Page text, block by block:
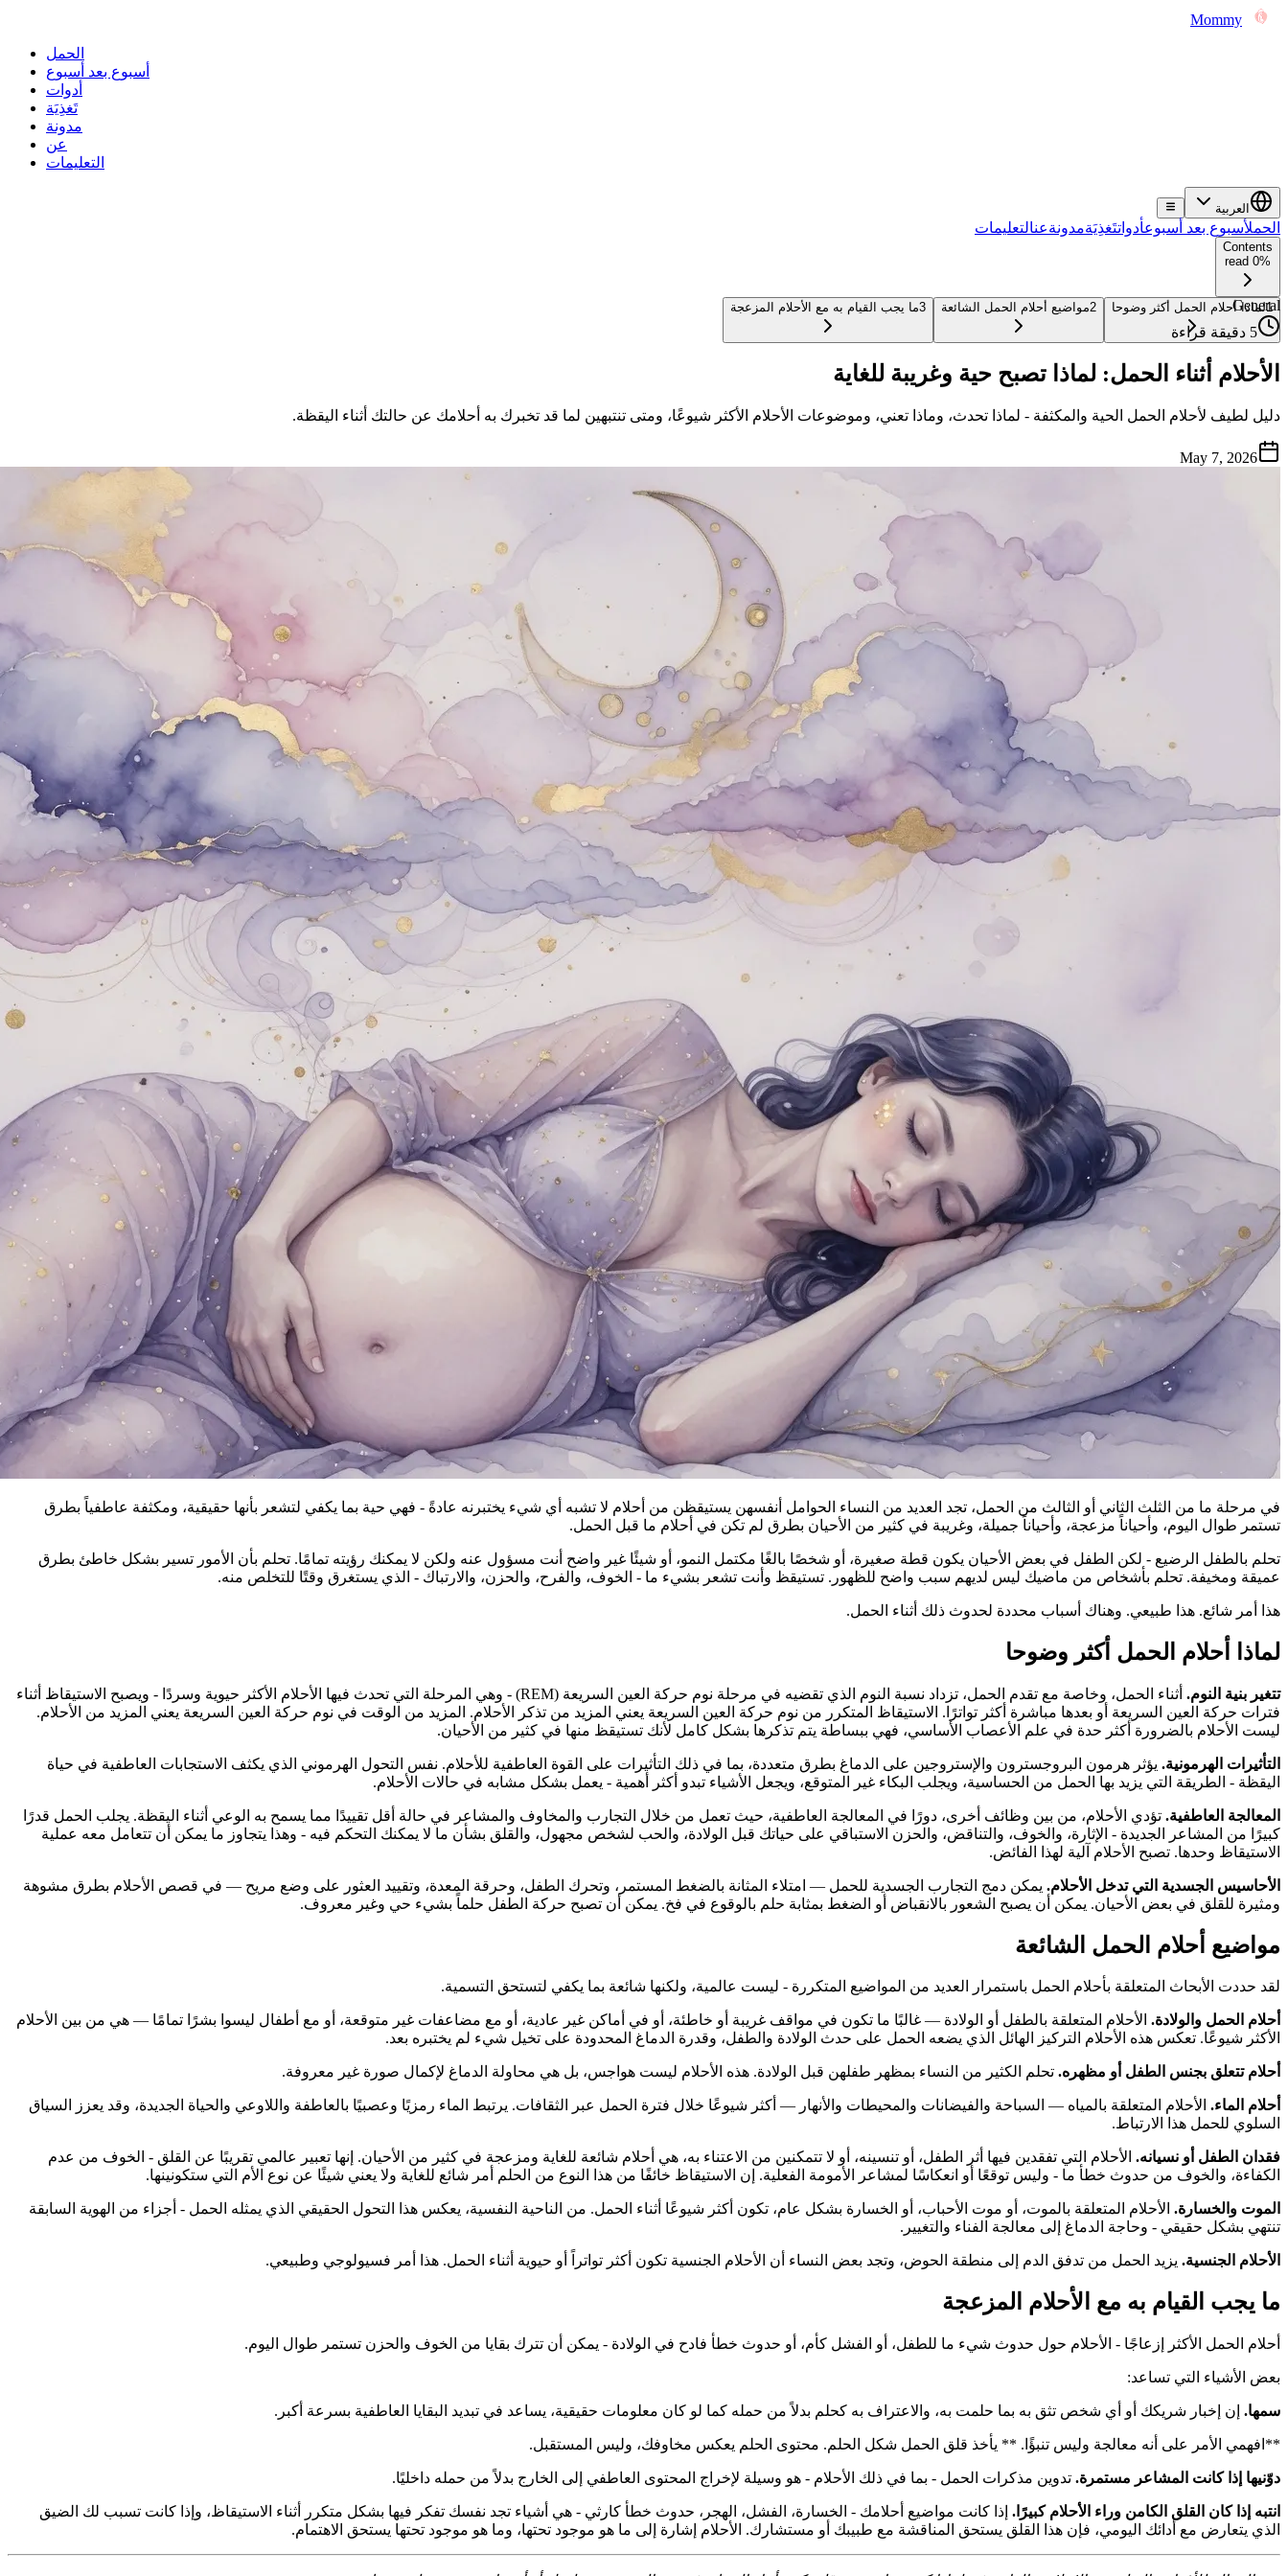
Mommy
الحمل
أسبوع بعد أسبوع
أدوات
تَغذِيَة
مدونة
عن
التعليمات
العربية
الحملأسبوع بعد أسبوعأدواتتَغذِيَةمدونةعنالتعليمات
Contents
0% read
1لماذا أحلام الحمل أكثر وضوحا 2مواضيع أحلام الحمل الشائعة 3ما يجب القيام به مع الأحلام المزعجة
General
5 دقيقة قراءة
الأحلام أثناء الحمل: لماذا تصبح حية وغريبة للغاية
دليل لطيف لأحلام الحمل الحية والمكثفة - لماذا تحدث، وماذا تعني، وموضوعات الأحلام الأكثر شيوعًا، ومتى تنتبهين لما قد تخبرك به أحلامك عن حالتك أثناء اليقظة.
May 7, 2026
في مرحلة ما من الثلث الثاني أو الثالث من الحمل، تجد العديد من النساء الحوامل أنفسهن يستيقظن من أحلام لا تشبه أي شيء يختبرنه عادةً - فهي حية بما يكفي لتشعر بأنها حقيقية، ومكثفة عاطفياً بطرق
تستمر طوال اليوم، وأحياناً مزعجة، وأحياناً جميلة، وغريبة في كثير من الأحيان بطرق لم تكن في أحلام ما قبل الحمل.
تحلم بالطفل الرضيع - لكن الطفل في بعض الأحيان يكون قطة صغيرة، أو شخصًا بالغًا مكتمل النمو، أو شيئًا غير واضح أنت مسؤول عنه ولكن لا يمكنك رؤيته تمامًا. تحلم بأن الأمور تسير بشكل خاطئ بطرق
عميقة ومخيفة. تحلم بأشخاص من ماضيك ليس لديهم سبب واضح للظهور. تستيقظ وأنت تشعر بشيء ما - الخوف، والفرح، والحزن، والارتباك - الذي يستغرق وقتًا للتخلص منه.
هذا أمر شائع. هذا طبيعي. وهناك أسباب محددة لحدوث ذلك أثناء الحمل.
لماذا أحلام الحمل أكثر وضوحا
تتغير بنية النوم.
أثناء الحمل، وخاصة مع تقدم الحمل، تزداد نسبة النوم الذي تقضيه في مرحلة نوم حركة العين السريعة (REM) - وهي المرحلة التي تحدث فيها الأحلام الأكثر حيوية وسردًا - ويصبح الاستيقاظ أثناء
فترات حركة العين السريعة أو بعدها مباشرة أكثر تواترًا. الاستيقاظ المتكرر من نوم حركة العين السريعة يعني المزيد من تذكر الأحلام. المزيد من الوقت في نوم حركة العين السريعة يعني المزيد من الأحلام.
ليست الأحلام بالضرورة أكثر حدة في علم الأعصاب الأساسي، فهي ببساطة يتم تذكرها بشكل كامل لأنك تستيقظ منها في كثير من الأحيان.
التأثيرات الهرمونية. يؤثر هرمون البروجسترون والإستروجين على الدماغ بطرق متعددة، بما في ذلك التأثيرات على القوة العاطفية للأحلام. نفس التحول الهرموني الذي يكثف الاستجابات العاطفية في حياة
اليقظة - الطريقة التي يزيد بها الحمل من الحساسية، ويجلب البكاء غير المتوقع، ويجعل الأشياء تبدو أكثر أهمية - يعمل بشكل مشابه في حالات الأحلام.
المعالجة العاطفية. تؤدي الأحلام، من بين وظائف أخرى، دورًا في المعالجة العاطفية، حيث تعمل من خلال التجارب والمخاوف والمشاعر في حالة أقل تقييدًا مما يسمح به الوعي أثناء اليقظة. يجلب الحمل قدرًا
كبيرًا من المشاعر الجديدة - الإثارة، والخوف، والتناقض، والحزن الاستباقي على حياتك قبل الولادة، والحب لشخص مجهول، والقلق بشأن ما لا يمكنك التحكم فيه - وهذا يتجاوز ما يمكن أن تتعامل معه عملية
الاستيقاظ وحدها. تصبح الأحلام آلية لهذا الفائض.
الأحاسيس الجسدية التي تدخل الأحلام. يمكن دمج التجارب الجسدية للحمل — امتلاء المثانة بالضغط المستمر، وتحرك الطفل، وحرقة المعدة، وتقييد العثور على وضع مريح — في قصص الأحلام بطرق مشوهة
ومثيرة للقلق في بعض الأحيان. يمكن أن يصبح الشعور بالانقباض أو الضغط بمثابة حلم بالوقوع في فخ. يمكن أن تصبح حركة الطفل حلماً بشيء حي وغير معروف.
مواضيع أحلام الحمل الشائعة
لقد حددت الأبحاث المتعلقة بأحلام الحمل باستمرار العديد من المواضيع المتكررة - ليست عالمية، ولكنها شائعة بما يكفي لتستحق التسمية.
أحلام الحمل والولادة. الأحلام المتعلقة بالطفل أو الولادة — غالبًا ما تكون في مواقف غريبة أو خاطئة، أو في أماكن غير عادية، أو مع مضاعفات غير متوقعة، أو مع أطفال ليسوا بشرًا تمامًا — هي من بين الأحلام
الأكثر شيوعًا. تعكس هذه الأحلام التركيز الهائل الذي يضعه الحمل على حدث الولادة والطفل، وقدرة الدماغ المحدودة على تخيل شيء لم يختبره بعد.
أحلام تتعلق بجنس الطفل أو مظهره. تحلم الكثير من النساء بمظهر طفلهن قبل الولادة. هذه الأحلام ليست هواجس، بل هي محاولة الدماغ لإكمال صورة غير معروفة.
أحلام الماء. الأحلام المتعلقة بالمياه — السباحة والفيضانات والمحيطات والأنهار — أكثر شيوعًا خلال فترة الحمل عبر الثقافات. يرتبط الماء رمزيًا وعصبيًا بالعاطفة واللاوعي والحياة الجديدة، وقد يعزز السياق
السلوي للحمل هذا الارتباط.
فقدان الطفل أو نسيانه. الأحلام التي تفقدين فيها أثر الطفل، أو تنسينه، أو لا تتمكنين من الاعتناء به، هي أحلام شائعة للغاية ومزعجة في كثير من الأحيان. إنها تعبير عالمي تقريبًا عن القلق - الخوف من عدم
الكفاءة، والخوف من حدوث خطأ ما - وليس توقعًا أو انعكاسًا لمشاعر الأمومة الفعلية. إن الاستيقاظ خائفًا من هذا النوع من الحلم أمر شائع للغاية ولا يعني شيئًا عن نوع الأم التي ستكونينها.
الموت والخسارة. الأحلام المتعلقة بالموت، أو موت الأحباب، أو الخسارة بشكل عام، تكون أكثر شيوعًا أثناء الحمل. من الناحية النفسية، يعكس هذا التحول الحقيقي الذي يمثله الحمل - أجزاء من الهوية السابقة
تنتهي بشكل حقيقي - وحاجة الدماغ إلى معالجة الفناء والتغيير.
الأحلام الجنسية. يزيد الحمل من تدفق الدم إلى منطقة الحوض، وتجد بعض النساء أن الأحلام الجنسية تكون أكثر تواتراً أو حيوية أثناء الحمل. هذا أمر فسيولوجي وطبيعي.
ما يجب القيام به مع الأحلام المزعجة
أحلام الحمل الأكثر إزعاجًا - الأحلام حول حدوث شيء ما للطفل، أو الفشل كأم، أو حدوث خطأ فادح في الولادة - يمكن أن تترك بقايا من الخوف والحزن تستمر طوال اليوم.
بعض الأشياء التي تساعد:
سمها. إن إخبار شريكك أو أي شخص تثق به بما حلمت به، والاعتراف به كحلم بدلاً من حمله كما لو كان معلومات حقيقية، يساعد في تبديد البقايا العاطفية بسرعة أكبر.
**افهمي الأمر على أنه معالجة وليس تنبؤًا. ** يأخذ قلق الحمل شكل الحلم. محتوى الحلم يعكس مخاوفك، وليس المستقبل.
دوّنيها إذا كانت المشاعر مستمرة. تدوين مذكرات الحمل - بما في ذلك الأحلام - هو وسيلة لإخراج المحتوى العاطفي إلى الخارج بدلاً من حمله داخليًا.
انتبه إذا كان القلق الكامن وراء الأحلام كبيرًا. إذا كانت مواضيع أحلامك - الخسارة، الفشل، الهجر، حدوث خطأ كارثي - هي أشياء تجد نفسك تفكر فيها بشكل متكرر أثناء الاستيقاظ، وإذا كانت تسبب لك الضيق
الذي يتعارض مع أدائك اليومي، فإن هذا القلق يستحق المناقشة مع طبيبك أو مستشارك. الأحلام إشارة إلى ما هو موجود تحتها، وما هو موجود تحتها يستحق الاهتمام.